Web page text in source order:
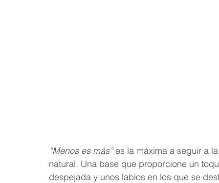
“Menos es más” es la máxima a seguir a
natural. Una base que proporcione un
despejada y unos labios en los que se